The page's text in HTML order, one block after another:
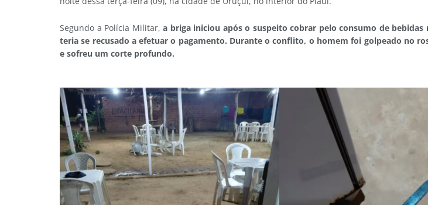
Segundo a Polícia Militar, a briga iniciou após o suspeito cobrar pelo consumo de bebidas
teria se recusado a efetuar o pagamento. Durante o conflito, o homem foi golpeado no
e sofreu um corte profundo.